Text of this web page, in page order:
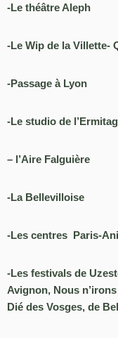
-Le théâtre Aleph
-Le Wip de la Villette-
-Passage à Lyon
-Le studio de
– l’Aire Falguière
-La Bellevilloise
-Les centres Paris-
-Les festivals de
Avignon, Nous
Dié des Vosges, de